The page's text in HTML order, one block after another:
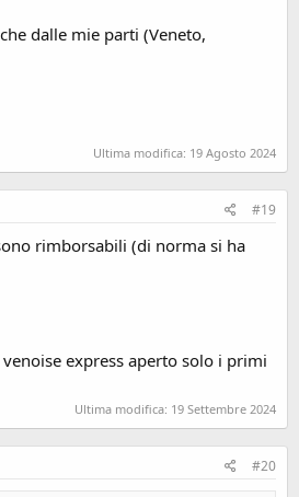
dalle mie parti (Veneto,
Ultima modifica: 19 Agosto 2024
#19
rimborsabili (di norma si ha
express aperto solo i primi
Ultima modifica: 19 Settembre 2024
#20